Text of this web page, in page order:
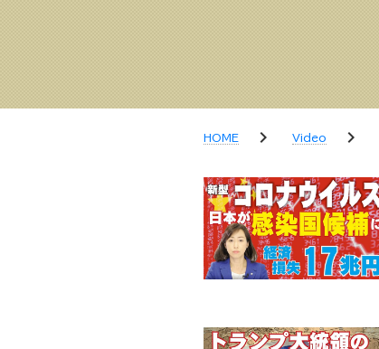
HOME chevron_right Video chevron_right